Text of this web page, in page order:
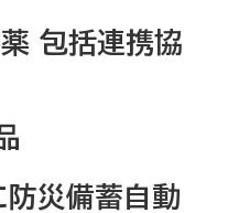
包括連携協
防災備蓄自動